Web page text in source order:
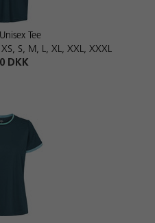
Tee
S, M, L, XL, XXL, XXXL
DKK